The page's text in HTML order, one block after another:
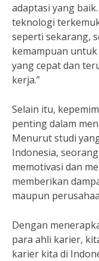
adaptasi yang
teknologi
seperti sekarang,
kemampuan
yang cepat dan
kerja.”
Selain itu,
penting dalam
Menurut studi
Indonesia,
memotivasi dan
memberikan
maupun
Dengan
para ahli karier,
karier kita di